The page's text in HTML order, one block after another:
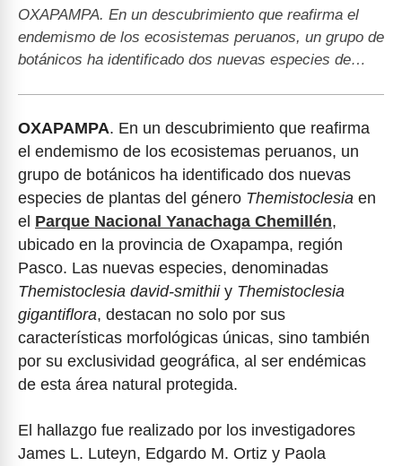
OXAPAMPA. En un descubrimiento que reafirma el
endemismo de los ecosistemas peruanos, un grupo de
botánicos ha identificado dos nuevas especies de…
OXAPAMPA. En un descubrimiento que reafirma
el endemismo de los ecosistemas peruanos, un
grupo de botánicos ha identificado dos nuevas
especies de plantas del género Themistoclesia en
el Parque Nacional Yanachaga Chemillén,
ubicado en la provincia de Oxapampa, región
Pasco. Las nuevas especies, denominadas
Themistoclesia david-smithiiy Themistoclesia
gigantiflora, destacan no solo por sus
características morfológicas únicas, sino también
por su exclusividad geográfica, al ser endémicas
de esta área natural protegida.
El hallazgo fue realizado por los investigadores
James L. Luteyn, Edgardo M. Ortiz y Paola